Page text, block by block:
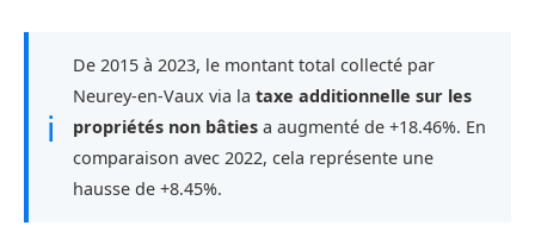
ℹ
De 2015 à 2023, le montant total collecté par
Neurey-en-Vaux via la taxe additionnelle sur les
propriétés non bâties a augmenté de +18.46%. En
comparaison avec 2022, cela représente une
hausse de +8.45%.